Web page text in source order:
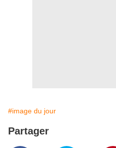
#image du jour
Partager